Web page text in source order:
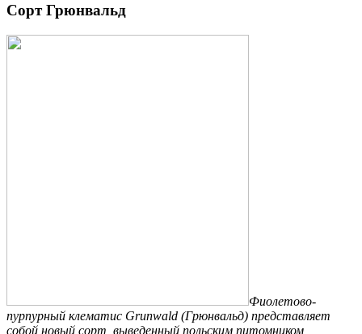
Сорт Грюнвальд
Фиолетово-
пурпурный клематис Grunwald (Грюнвальд) представляет
собой новый сорт, выведенный польским питомником